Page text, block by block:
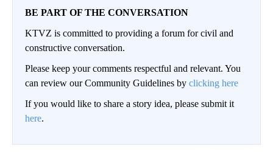
BE PART OF THE CONVERSATION
KTVZ is committed to providing a forum for civil and
constructive conversation.
Please keep your comments respectful and relevant. You
can review our Community Guidelines by clicking here
If you would like to share a story idea, please submit it
here.